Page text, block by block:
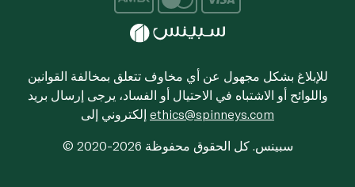
للإبلاغ بشكل مجهول عن أي مخاوف تتعلق بمخالفة القوانين
واللوائح أو الاشتباه في الاحتيال أو الفساد، يرجى إرسال بريد
ethics@spinneys.com
© 2020-2026 سبينس. كل الحقوق محفوظة